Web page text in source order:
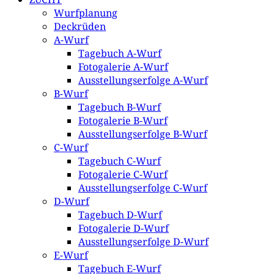
Wurfplanung
Deckrüden
A-Wurf
Tagebuch A-Wurf
Fotogalerie A-Wurf
Ausstellungserfolge A-Wurf
B-Wurf
Tagebuch B-Wurf
Fotogalerie B-Wurf
Ausstellungserfolge B-Wurf
C-Wurf
Tagebuch C-Wurf
Fotogalerie C-Wurf
Ausstellungserfolge C-Wurf
D-Wurf
Tagebuch D-Wurf
Fotogalerie D-Wurf
Ausstellungserfolge D-Wurf
E-Wurf
Tagebuch E-Wurf